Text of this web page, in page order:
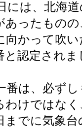
には、北海
あったものの
向かって吹
と認定されま
番は、必ずし
わけではなく
までに気象台